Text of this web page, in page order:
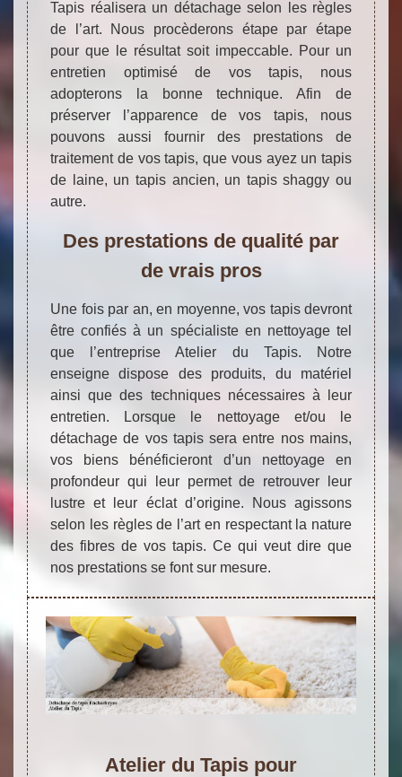
Tapis réalisera un détachage selon les règles
de l’art. Nous procèderons étape par étape
pour que le résultat soit impeccable. Pour un
entretien optimisé de vos tapis, nous
adopterons la bonne technique. Afin de
préserver l’apparence de vos tapis, nous
pouvons aussi fournir des prestations de
traitement de vos tapis, que vous ayez un tapis
de laine, un tapis ancien, un tapis shaggy ou
autre.
Des prestations de qualité par
de vrais pros
Une fois par an, en moyenne, vos tapis devront
être confiés à un spécialiste en nettoyage tel
que l’entreprise Atelier du Tapis. Notre
enseigne dispose des produits, du matériel
ainsi que des techniques nécessaires à leur
entretien. Lorsque le nettoyage et/ou le
détachage de vos tapis sera entre nos mains,
vos biens bénéficieront d’un nettoyage en
profondeur qui leur permet de retrouver leur
lustre et leur éclat d’origine. Nous agissons
selon les règles de l’art en respectant la nature
des fibres de vos tapis. Ce qui veut dire que
nos prestations se font sur mesure.
Atelier du Tapis pour